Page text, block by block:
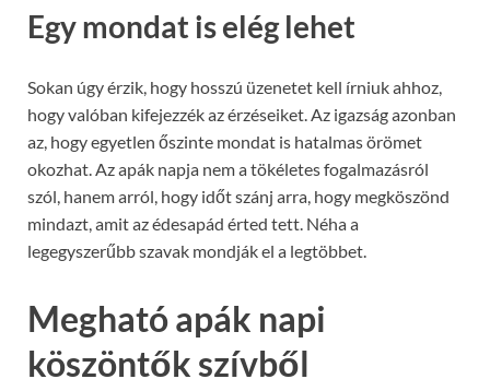
Egy mondat is elég lehet
Sokan úgy érzik, hogy hosszú üzenetet kell írniuk ahhoz,
hogy valóban kifejezzék az érzéseiket. Az igazság azonban
az, hogy egyetlen őszinte mondat is hatalmas örömet
okozhat. Az apák napja nem a tökéletes fogalmazásról
szól, hanem arról, hogy időt szánj arra, hogy megköszönd
mindazt, amit az édesapád érted tett. Néha a
legegyszerűbb szavak mondják el a legtöbbet.
Megható apák napi
köszöntők szívből